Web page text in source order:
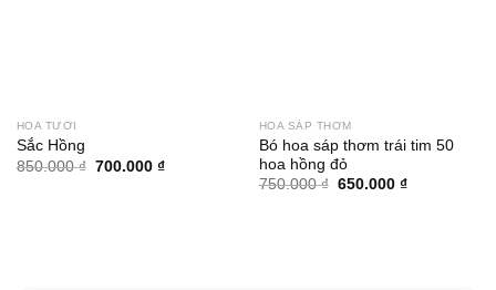
HOA TƯƠI
Sắc Hồng
850.000₫ Giá
700.000 ₫Giá
HOA SÁP THƠM
Bó hoa sáp thơm trái tim 50
hoa hồng đỏ
750.000₫ Giá
650.000 ₫Giá